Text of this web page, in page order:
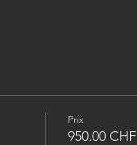
Prix
950.00 CHF